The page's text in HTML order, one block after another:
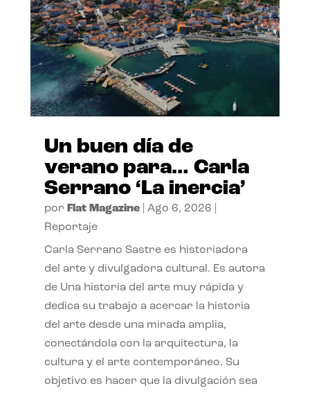
Un buen día de
verano para… Carla
Serrano ‘La inercia’
por Flat Magazine| Ago 6, 2026
Reportaje
Carla Serrano Sastre es historiadora
del arte y divulgadora cultural. Es autora
de Una historia del arte muy rápida y
dedica su trabajo a acercar la historia
del arte desde una mirada amplia,
conectándola con la arquitectura, la
cultura y el arte contemporáneo. Su
objetivo es hacer que la divulgación sea